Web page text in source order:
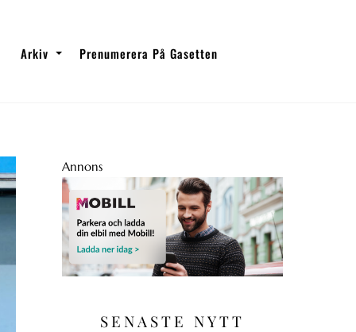
Arkiv Prenumerera På Gasetten
Annons
SENASTE NYTT